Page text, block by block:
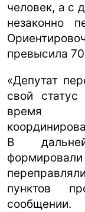
человек, а с
незаконно
превысила
«Депутат
свой
время
В
пунктов
сообщении.